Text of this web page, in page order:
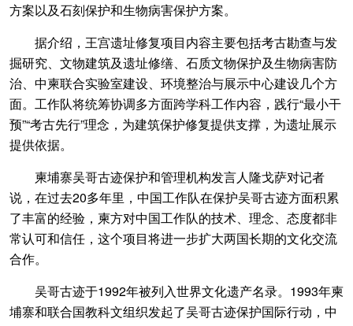
方案以及石刻保护和生物病害保护方案。
据介绍，王宫遗址修复项目内容主要包括考古勘查与发
掘研究、文物建筑及遗址修缮、石质文物保护及生物病害防
治、中柬联合实验室建设、环境整治与展示中心建设几个方
面。工作队将统筹协调多方面跨学科工作内容，践行“最小干
预”“考古先行”理念，为建筑保护修复提供支撑，为遗址展示
提供依据。
柬埔寨吴哥古迹保护和管理机构发言人隆戈萨对记者
说，在过去20多年里，中国工作队在保护吴哥古迹方面积累
了丰富的经验，柬方对中国工作队的技术、理念、态度都非
常认可和信任，这个项目将进一步扩大两国长期的文化交流
合作。
吴哥古迹于1992年被列入世界文化遗产名录。1993年柬
埔寨和联合国教科文组织发起了吴哥古迹保护国际行动，中